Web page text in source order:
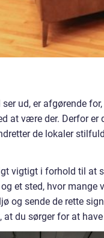
ud, er afgørende
at være der. Derfor
de lokaler
vigtigt i forhold til at
et sted, hvor
og sende de rette
at du sørger for at